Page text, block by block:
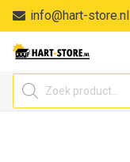
info@hart-store.nl
Producten
zoeken